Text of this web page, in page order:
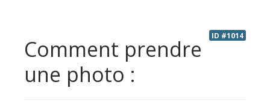
ID #1014
Comment prendre
une photo :